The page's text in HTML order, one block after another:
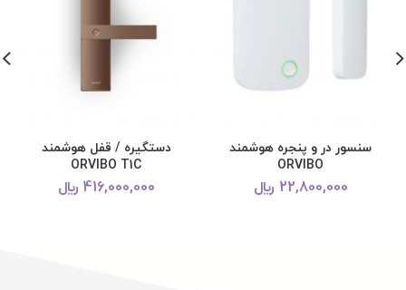
سنسور در و پنجره هوشمند
ORVIBO
22,800,000 ﷼
دستگیره / قفل هوشمند
ORVIBO T1C
416,000,000 ﷼